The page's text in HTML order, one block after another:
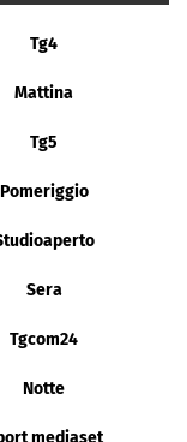
Tg4
Mattina
Tg5
Pomeriggio
Sera
Tgcom24
Notte
mediaset